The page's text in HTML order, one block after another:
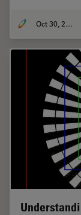
Oct 30, 2025